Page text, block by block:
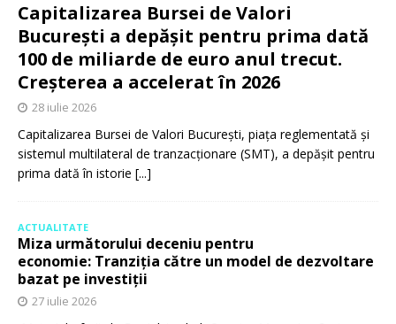
Capitalizarea Bursei de Valori
București a depășit pentru prima dată
100 de miliarde de euro anul trecut.
Creșterea a accelerat în 2026
28 iulie 2026
Capitalizarea Bursei de Valori București, piața reglementată și
sistemul multilateral de tranzacționare (SMT), a depășit pentru
prima dată în istorie [...]
ACTUALITATE
Miza următorului deceniu pentru
economie: Tranziția către un model de dezvoltare
bazat pe investiții
27 iulie 2026